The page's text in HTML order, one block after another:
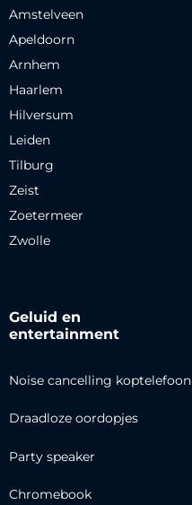
Amstelveen
Apeldoorn
Arnhem
Haarlem
Hilversum
Leiden
Tilburg
Zeist
Zoetermeer
Zwolle
Geluid en
entertainment
Noise cancelling koptelefoon
Draadloze oordopjes
Party speaker
Chromebook